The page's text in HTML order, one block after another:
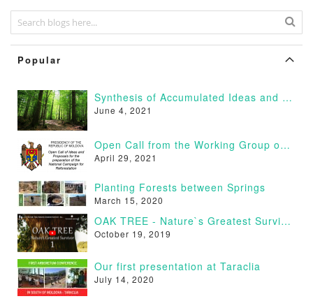
Popular
Synthesis of Accumulated Ideas and Proposals
June 4, 2021
Open Call from the Working Group on Afforestation of Moldova
April 29, 2021
Planting Forests between Springs
March 15, 2020
OAK TREE - Nature`s Greatest Survivor [VIDEO]
October 19, 2019
Our first presentation at Taraclia
July 14, 2020